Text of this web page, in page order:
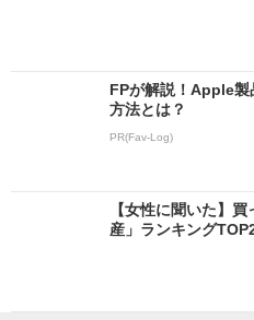
FPが解説！Apple製
方法とは？
PR(Fav-Log)
【女性に聞いた】
産」ランキング